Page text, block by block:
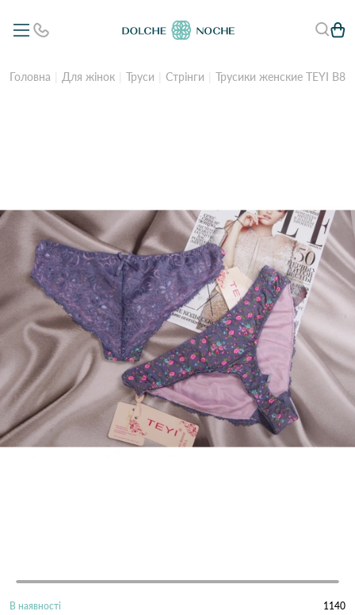
Головна Для жінок Труси Стрінги Трусики женские TEYI
В наявності 1140